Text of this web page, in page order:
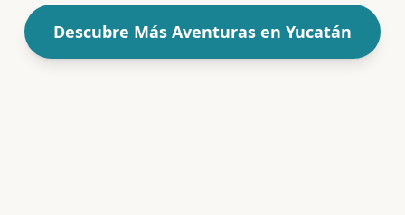
Descubre Más Aventuras en Yucatán